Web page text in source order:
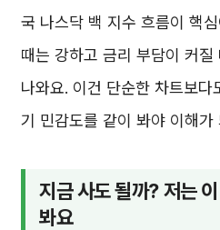
국 나스닥 백 지수 흐름이 핵
때는 강하고 금리 부담이 커
나와요. 이건 단순한 차트보다
기 민감도를 같이 봐야 이해가
지금 사도 될까? 저는
봐요